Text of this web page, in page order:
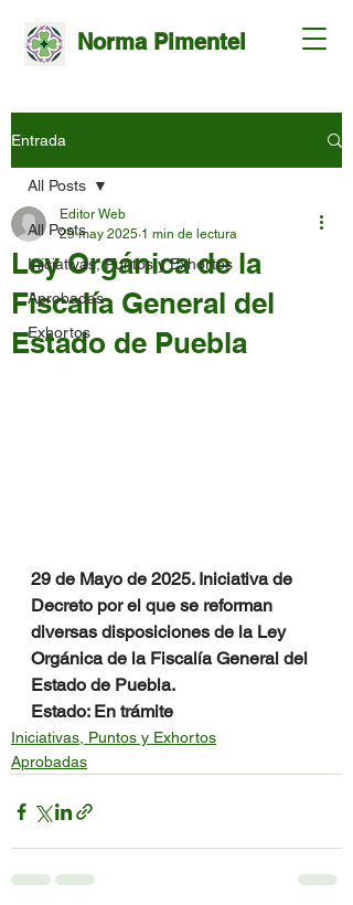
Norma Pimentel
Entrada
All Posts
Iniciativas, Puntos y Exhortos
Aprobadas
Exhortos
All Posts
Ley Orgánica de la
Fiscalía General del
Estado de Puebla
Editor Web
29 may 2025 1 min de lectura
29 de Mayo de 2025. Iniciativa de
Decreto por el que se reforman
diversas disposiciones de la Ley
Orgánica de la Fiscalía General del
Estado de Puebla.
Estado: En trámite
Iniciativas, Puntos y Exhortos
Aprobadas